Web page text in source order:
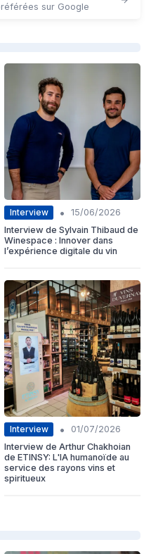
sur Google
Interview •
15/06/2026
Interview de Sylvain Thibaud de
Winespace : Innover dans
l’expérience digitale du vin
Interview •
01/07/2026
Interview de Arthur Chakhoian
de ETINSY: L'IA humanoïde au
service des rayons vins et
spiritueux